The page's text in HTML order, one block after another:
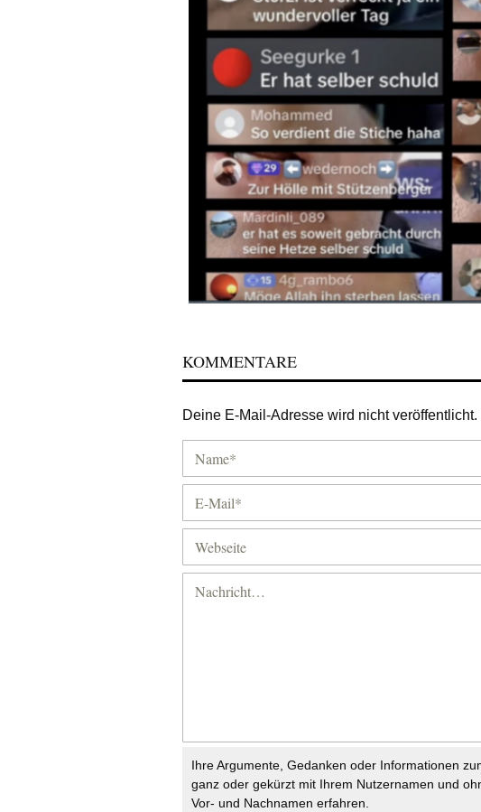
KOMMENTARE
Deine E-Mail-Adresse wird nicht veröffentlicht.
Ihre Argumente, Gedanken oder Informationen
ganz oder gekürzt mit Ihrem Nutzernamen und
Vor- und Nachnamen erfahren.